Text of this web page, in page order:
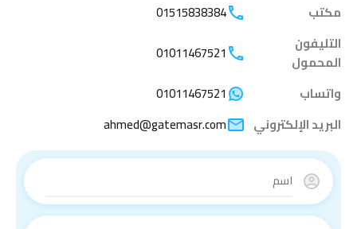
مكتب
01515838384
التليفون
المحمول
01011467521
واتساب
01011467521
البريد الإلكتروني
ahmed@gatemasr.com